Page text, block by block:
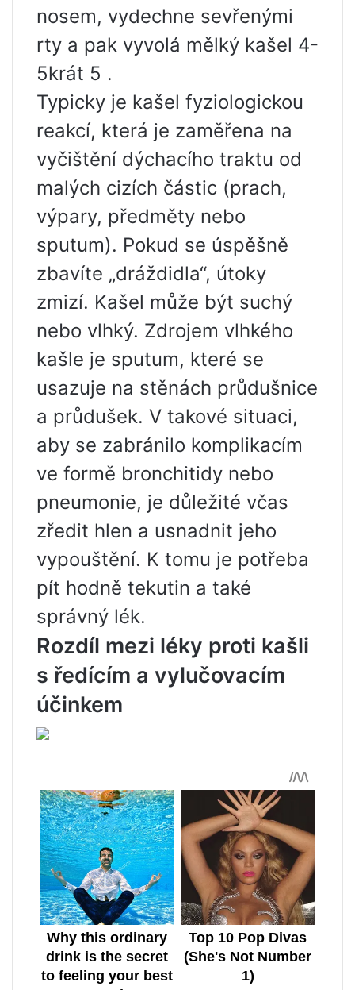
nosem, vydechne sevřenými
rty a pak vyvolá mělký kašel 4-
5krát 5 .
Typicky je kašel fyziologickou
reakcí, která je zaměřena na
vyčištění dýchacího traktu od
malých cizích částic (prach,
výpary, předměty nebo
sputum). Pokud se úspěšně
zbavíte „dráždidla“, útoky
zmizí. Kašel může být suchý
nebo vlhký. Zdrojem vlhkého
kašle je sputum, které se
usazuje na stěnách průdušnice
a průdušek. V takové situaci,
aby se zabránilo komplikacím
ve formě bronchitidy nebo
pneumonie, je důležité včas
zředit hlen a usnadnit jeho
vypouštění. K tomu je potřeba
pít hodně tekutin a také
správný lék.
Rozdíl mezi léky proti kašli
s ředícím a vylučovacím
účinkem